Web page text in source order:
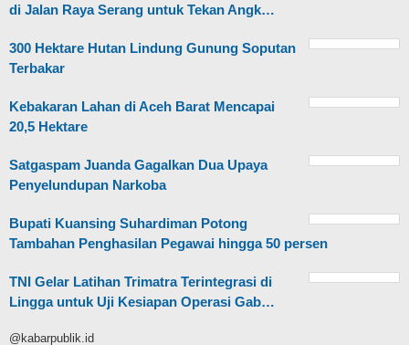
di Jalan Raya Serang untuk Tekan Angk…
300 Hektare Hutan Lindung Gunung Soputan
Terbakar
Kebakaran Lahan di Aceh Barat Mencapai
20,5 Hektare
Satgaspam Juanda Gagalkan Dua Upaya
Penyelundupan Narkoba
Bupati Kuansing Suhardiman Potong
Tambahan Penghasilan Pegawai hingga 50 persen
TNI Gelar Latihan Trimatra Terintegrasi di
Lingga untuk Uji Kesiapan Operasi Gab…
@kabarpublik.id